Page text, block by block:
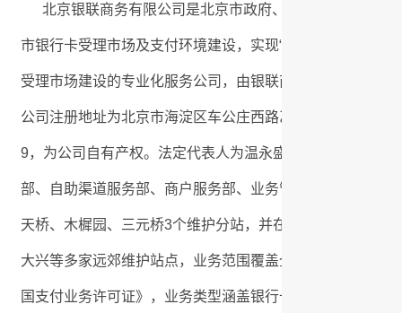
北京银联商务有限公司是北京市政府、中国人民银行营
市银行卡受理市场及支付环境建设，实现“刷卡消费无障碍
受理市场建设的专业化服务公司，由银联商务股份有限公
公司注册地址为北京市海淀区车公庄西路乙19号华通大厦
9，为公司自有产权。法定代表人为温永盛，注册资本
部、自助渠道服务部、商户服务部、业务管理部、技术管
天桥、木樨园、三元桥3个维护分站，并在昌平、顺义、房
大兴等多家远郊维护站点，业务范围覆盖全北京。 2011年
国支付业务许可证》，业务类型涵盖银行卡收单、预付卡